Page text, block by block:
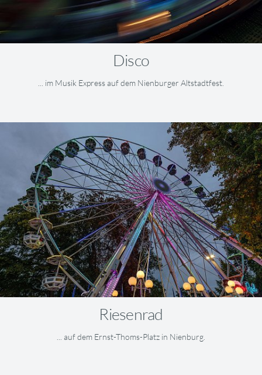
Disco
... im Musik Express auf dem Nienburger Altstadtfest.
Riesenrad
... auf dem Ernst-Thoms-Platz in Nienburg.